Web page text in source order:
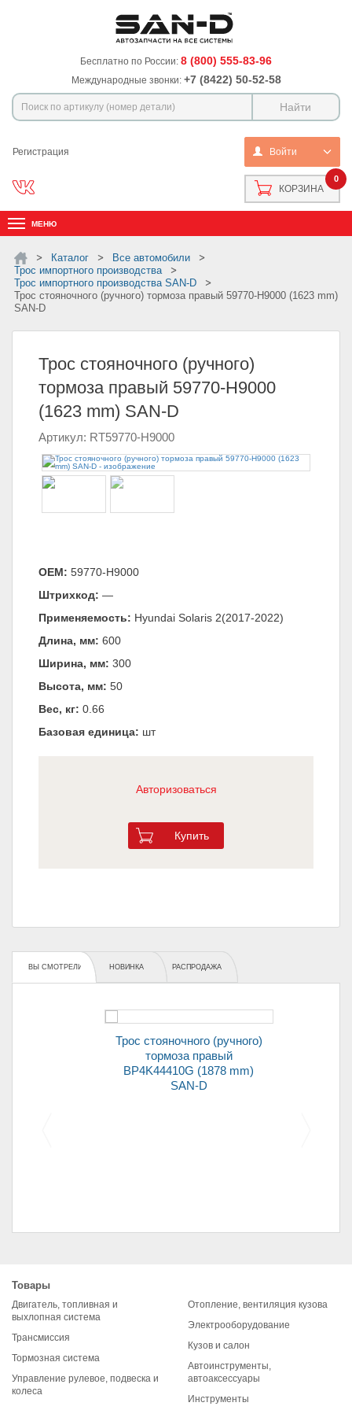
Бесплатно по России: 8 (800) 555-83-96
Международные звонки: +7 (8422) 50-52-58
Регистрация Войти
0
КОРЗИНА
МЕНЮ
Каталог
Все автомобили
Трос импортного производства
Трос импортного производства SAN-D
Трос стояночного (ручного) тормоза правый 59770-H9000 (1623 mm)
SAN-D
Трос стояночного (ручного)
тормоза правый 59770-H9000
(1623 mm) SAN-D
Артикул: RT59770-H9000
ОЕМ: 59770-H9000
Штрихкод: —
Применяемость: Hyundai Solaris 2(2017-2022)
Длина, мм: 600
Ширина, мм: 300
Высота, мм: 50
Вес, кг: 0.66
Базовая единица: шт
Авторизоваться
Купить
ВЫ СМОТРЕЛИ НОВИНКА РАСПРОДАЖА
тормоза правый
BP4K44410G (1878 mm)
SAN-D
Товары
Двигатель, топливная и
выхлопная система
Трансмиссия
Тормозная система
Управление рулевое, подвеска и
колеса
Отопление, вентиляция кузова
Электрооборудование
Кузов и салон
Автоинструменты,
автоаксессуары
Инструменты